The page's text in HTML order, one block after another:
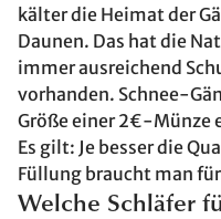
kälter die Heimat der
Daunen. Das hat die
immer ausreichend
vorhanden. Schnee-
Größe einer 2€-Münze
Es gilt: Je besser die
Füllung braucht man
Welche Schläfer